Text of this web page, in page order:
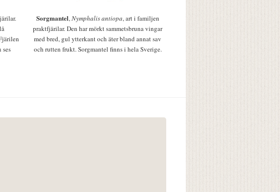
Sorgmantel,Nymphalis antiopa, art i familjen
praktfjärilar. Den har mörkt sammetsbruna vingar
med bred, gul ytterkant och äter bland annat sav
och rutten frukt. Sorgmantel finns i hela Sverige.